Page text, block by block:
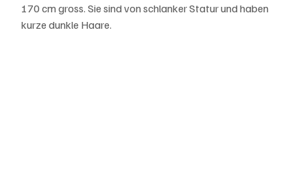
170 cm gross. Sie sind von schlanker Statur und haben
kurze dunkle Haare.